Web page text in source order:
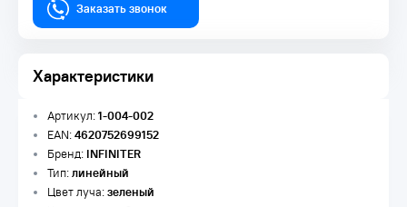
Заказать звонок
Характеристики
Артикул:1-004-002
EAN:4620752699152
Бренд: INFINITER
Тип:линейный
Цвет луча:зеленый